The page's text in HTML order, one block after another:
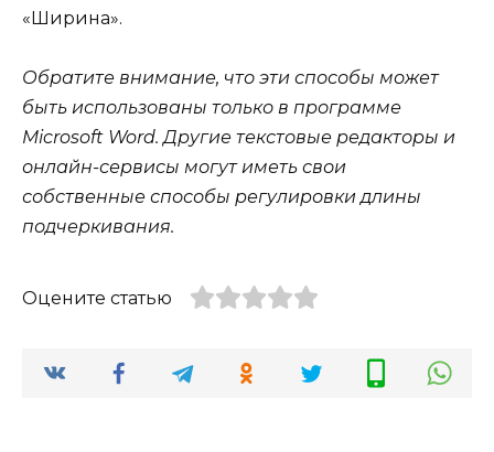
«Ширина».
Обратите внимание, что эти способы может
быть использованы только в программе
Microsoft Word. Другие текстовые редакторы и
онлайн-сервисы могут иметь свои
собственные способы регулировки длины
подчеркивания.
Оцените статью